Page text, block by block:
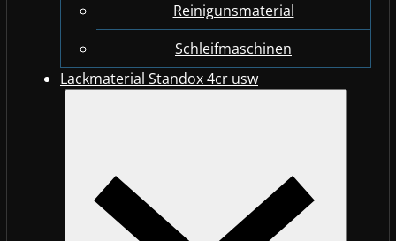
Reinigunsmaterial
Schleifmaschinen
Lackmaterial Standox 4cr usw